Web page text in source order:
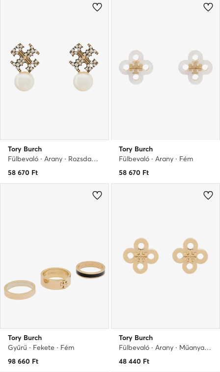
Tory Burch
Fülbevaló · Arany · Rozsdamentes acél
58 670 Ft
Tory Burch
Fülbevaló · Arany · Fém
58 670 Ft
Tory Burch
Gyűrű · Fekete · Fém
98 660 Ft
Tory Burch
Fülbevaló · Arany · Műanyag, Fém
48 440 Ft